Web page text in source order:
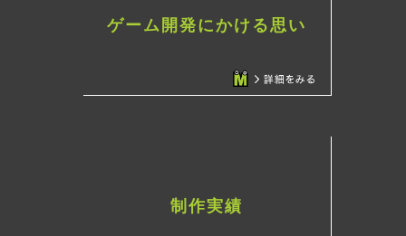
ゲーム開発にかける思い
制作実績